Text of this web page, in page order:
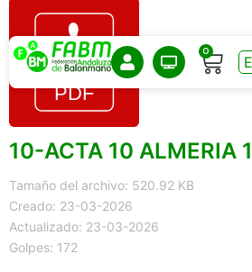
0
10-ACTA 10 ALMERIA
Tamaño del archivo: 520.92 KB
Creado: 23-03-2026
Actualizado: 23-03-2026
Golpes: 172